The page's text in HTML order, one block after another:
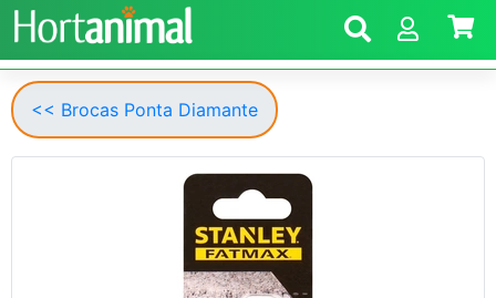
<< Brocas Ponta Diamante